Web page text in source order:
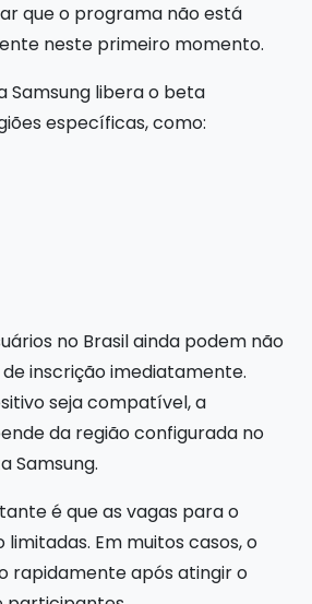
que o programa não está
neste primeiro momento.
Samsung libera o beta
específicas, como:
no Brasil ainda podem não
inscrição imediatamente.
seja compatível, a
da região configurada no
Samsung.
é que as vagas para o
Em muitos casos, o
rapidamente após atingir o